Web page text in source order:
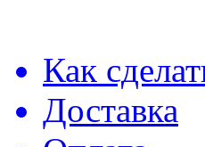
Как
Доставка